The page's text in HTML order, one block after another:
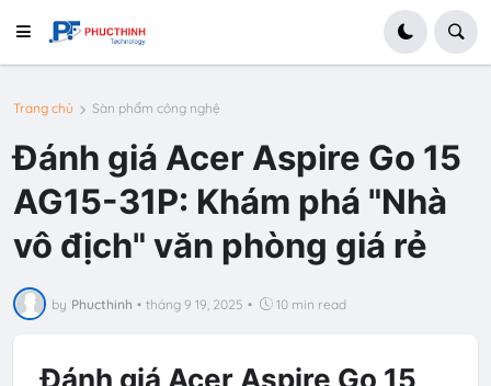
Trang chủ Sàn phẩm công nghệ
Đánh giá Acer Aspire Go 15
AG15-31P: Khám phá "Nhà
vô địch" văn phòng giá rẻ
by Phucthinh • tháng 9 19, 2025 • 10 min read